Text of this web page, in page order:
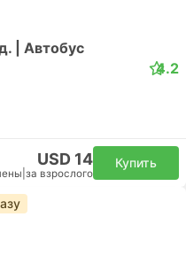
| Автобус
4.2
USD 14
за взрослого
Купить